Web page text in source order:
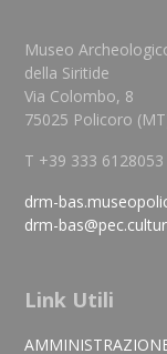
Museo
della Siritide
Via Colombo, 8
75025 Policoro
T +39 333 6128053
drm-
drm-
Link Utili